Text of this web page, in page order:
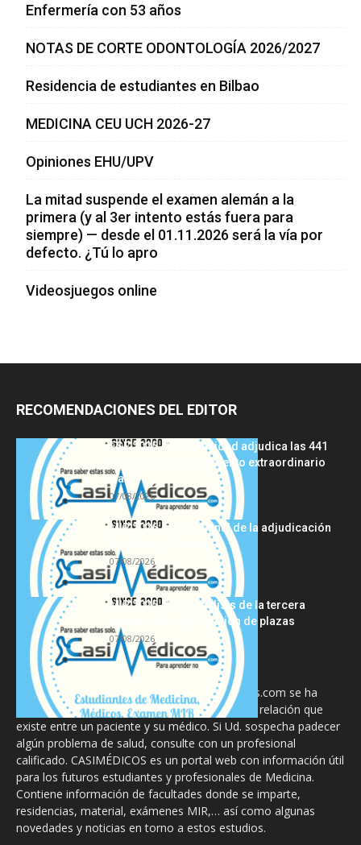
Enfermería con 53 años
NOTAS DE CORTE ODONTOLOGÍA 2026/2027
Residencia de estudiantes en Bilbao
MEDICINA CEU UCH 2026-27
Opiniones EHU/UPV
La mitad suspende el examen alemán a la
primera (y al 3er intento estás fuera para
siempre) — desde el 01.11.2026 será la vía por
defecto. ¿Tú lo apro
Videosjuegos online
RECOMENDACIONES DEL EDITOR
FSE 2025-2026: Sanidad adjudica las 441
plazas del procedimiento extraordinario
tras...
07/08/2026
MIR 2026: análisis final de la adjudicación
de plazas y claves...
07/08/2026
MIR 2025-2026: análisis de la tercera
semana de adjudicación de plazas
07/08/2026
La información proporcionada en CasiMedicos.com se ha
diseñado para complementar, no substituir, la relación que
existe entre un paciente y su médico. Si Ud. sospecha padecer
algún problema de salud, consulte con un profesional
calificado. CASIMÉDICOS es un portal web con información útil
para los futuros estudiantes y profesionales de Medicina.
Contiene información de facultades donde se imparte,
residencias, material, exámenes MIR,… así como algunas
novedades y noticias en torno a estos estudios.